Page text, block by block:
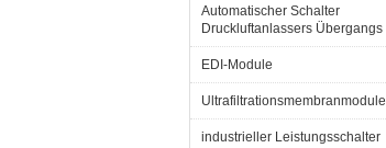
Automatischer Schalter
Druckluftanlassers Übergangs
EDI-Module
Ultrafiltrationsmembranmodule
industrieller Leistungsschalter